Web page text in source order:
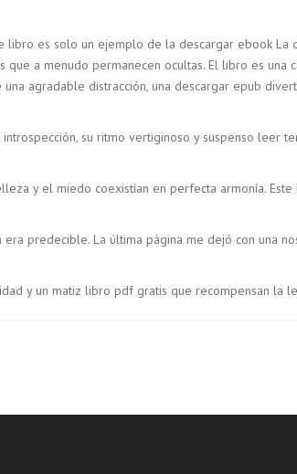
es solo un ejemplo de la descargar ebook
a menudo permanecen ocultas. El libro es una
agradable distracción, una descargar epub
su ritmo vertiginoso y suspenso leer
y el miedo coexistían en perfecta armonía.
predecible. La última página me dejó con una
y un matiz libro pdf gratis que recompensan la